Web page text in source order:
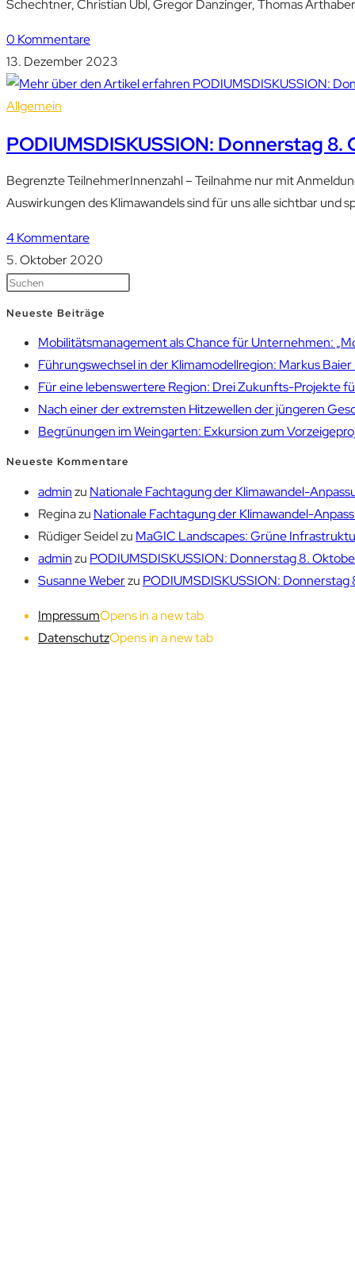
Schechtner, Christian Übl, Gregor Danzinger, Thomas
0 Kommentare
13. Dezember 2023
Allgemein
PODIUMSDISKUSSION: Donnerstag
Begrenzte TeilnehmerInnenzahl – Teilnahme nur mit
Auswirkungen des Klimawandels sind für uns alle sichtbar und
4 Kommentare
5. Oktober 2020
Neueste Beiträge
Mobilitätsmanagement als Chance für Unternehmen:
Führungswechsel in der Klimamodellregion: Markus
Für eine lebenswertere Region: Drei Zukunfts-Projekte
Nach einer der extremsten Hitzewellen der jüngeren
Begrünungen im Weingarten: Exkursion zum
Neueste Kommentare
adminzu Nationale Fachtagung der Klimawandel-
Reginazu Nationale Fachtagung der Klimawandel-
Rüdiger Seidelzu MaGIC Landscapes: Grüne
adminzu PODIUMSDISKUSSION: Donnerstag 8.
Susanne Weberzu PODIUMSDISKUSSION: Donnerstag
ImpressumOpens in a new tab
DatenschutzOpens in a new tab